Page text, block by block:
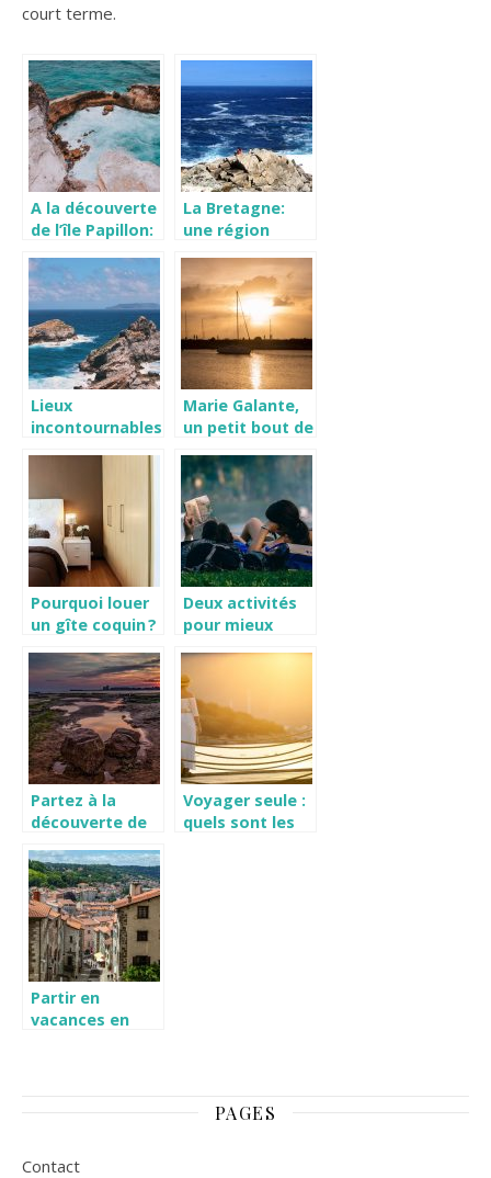
court terme.
A la découverte
de l’île Papillon:
La Bretagne:
une région
uniques falaises
et belles plages.
Lieux
incontournables
Guadeloupe
Marie Galante,
un petit bout de
Pourquoi louer
un gîte coquin ?
Deux activités
pour mieux
vacances
Partez à la
découverte de
Voyager seule :
quels sont les
Partir en
vacances en
PAGES
Contact